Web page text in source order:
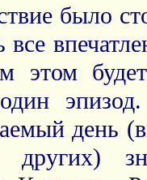
было
все
этом
день